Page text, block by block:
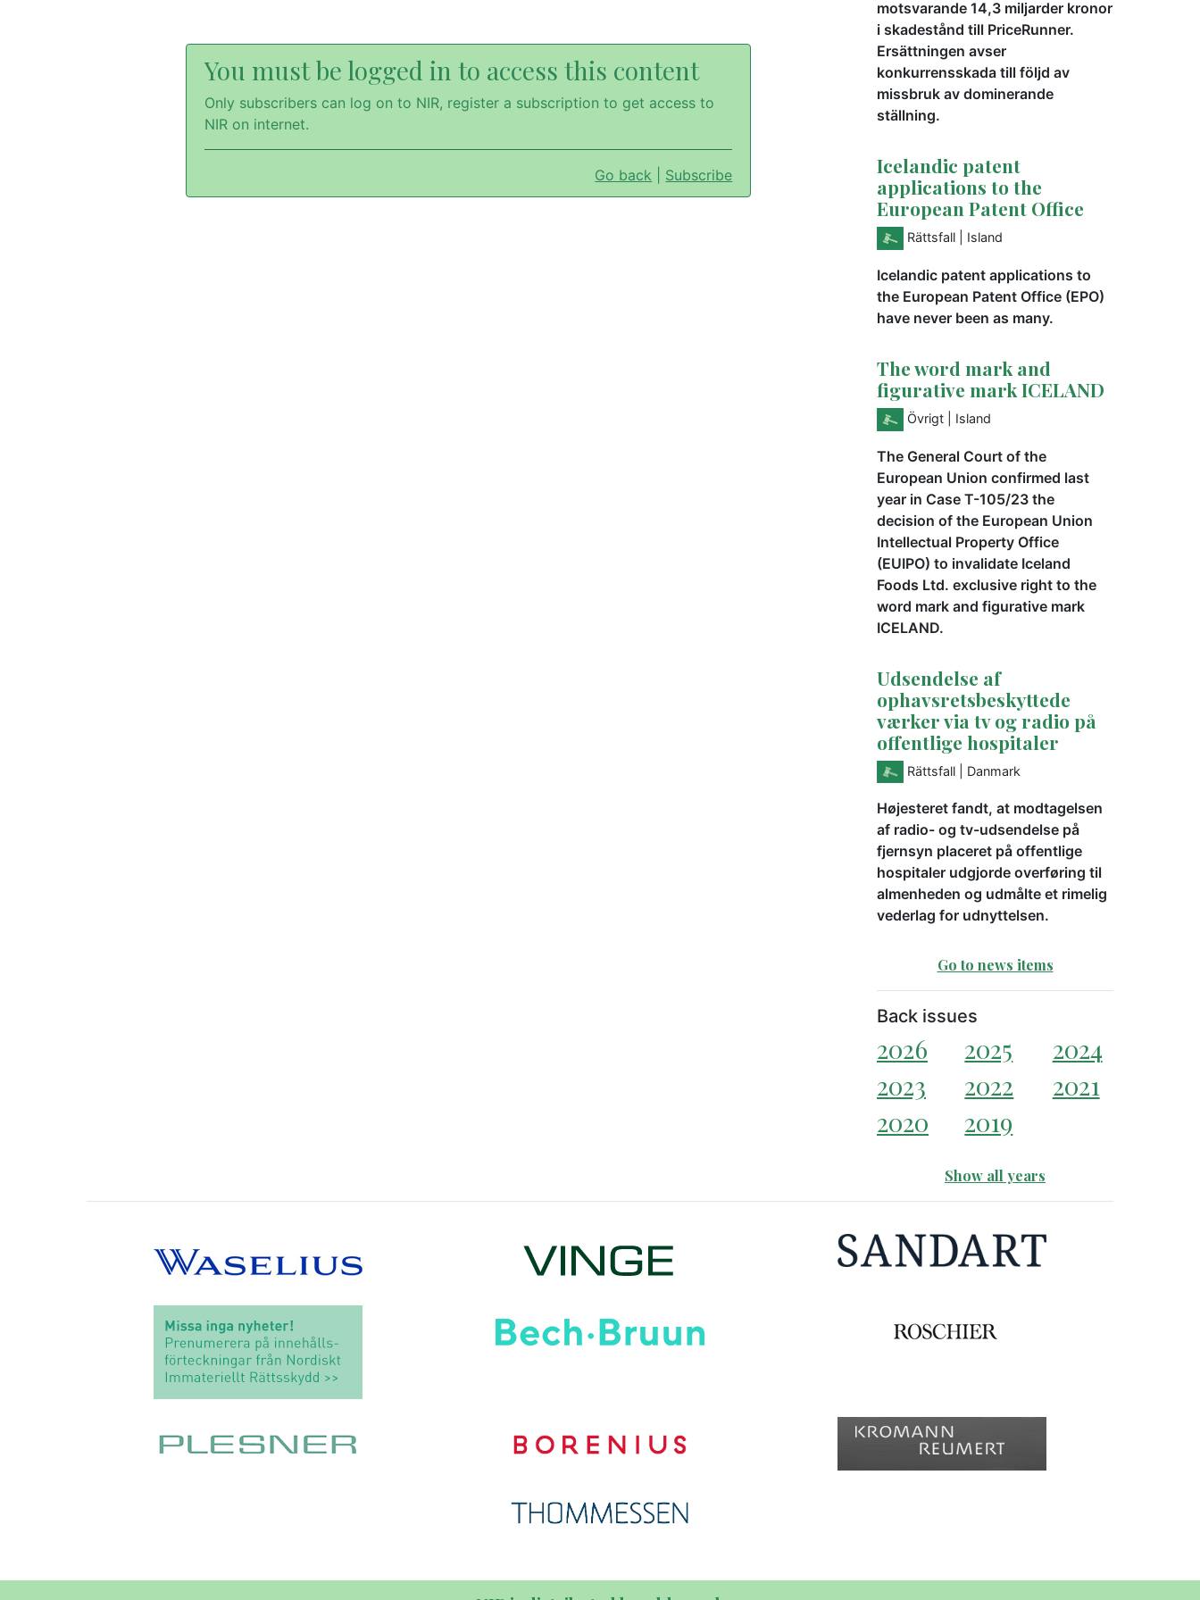
You must be logged in to access this content
Only subscribers can log on to NIR, register a subscription to get access to
NIR on internet.
Go back Subscribe
motsvarande 14,3 miljarder kronor
i skadestånd till PriceRunner.
Ersättningen avser
konkurrensskada till följd av
missbruk av dominerande
ställning.
Icelandic patent
applications to the
European Patent Office
Rättsfall | Island
Icelandic patent applications to
the European Patent Office (EPO)
have never been as many.
The word mark and
figurative mark ICELAND
Övrigt | Island
The General Court of the
European Union confirmed last
year in Case T-105/23 the
decision of the European Union
Intellectual Property Office
(EUIPO) to invalidate Iceland
Foods Ltd. exclusive right to the
word mark and figurative mark
ICELAND.
Udsendelse af
ophavsretsbeskyttede
værker via tv og radio på
offentlige hospitaler
Rättsfall | Danmark
Højesteret fandt, at modtagelsen
af radio- og tv-udsendelse på
fjernsyn placeret på offentlige
hospitaler udgjorde overføring til
almenheden og udmålte et rimelig
vederlag for udnyttelsen.
Go to news items
Back issues
2026 2025
2024
2023
2022
2021
2020
2019
Show all years